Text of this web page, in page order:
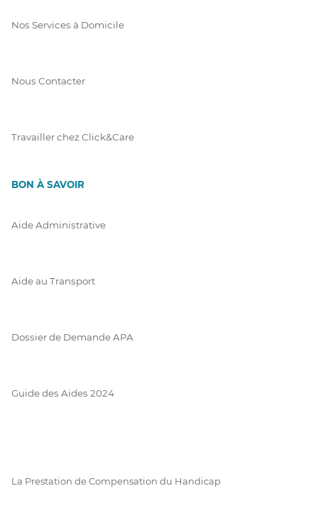
Nos Services à Domicile
Nous Contacter
Travailler chez Click&Care
BON À SAVOIR
Aide Administrative
Aide au Transport
Dossier de Demande APA
Guide des Aides 2024
La Prestation de Compensation du Handicap